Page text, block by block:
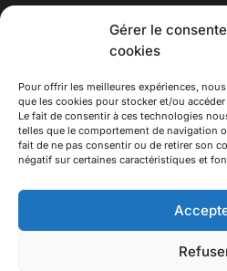
Gérer le
cookies
Pour offrir les meilleures expériences,
que les cookies pour stocker et/ou
Le fait de consentir à ces technologies
telles que le comportement de navigation
fait de ne pas consentir ou de retirer son
négatif sur certaines caractéristiques et
Téléphone : 04 78 53 06 40